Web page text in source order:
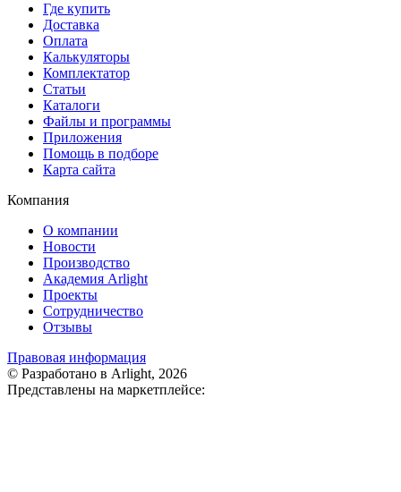
Где купить
Доставка
Оплата
Калькуляторы
Комплектатор
Статьи
Каталоги
Файлы и программы
Приложения
Помощь в подборе
Карта сайта
Компания
О компании
Новости
Производство
Академия Arlight
Проекты
Сотрудничество
Отзывы
Правовая информация
© Разработано в Arlight, 2026
Представлены на маркетплейсе: